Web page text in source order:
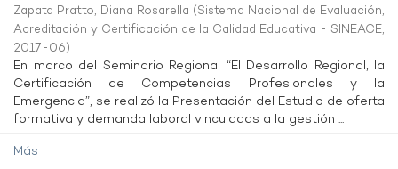
Zapata Pratto, Diana Rosarella (Sistema Nacional de Evaluación,
Acreditación y Certificación de la Calidad Educativa - SINEACE,
2017-06)
En marco del Seminario Regional “El Desarrollo Regional, la
Certificación de Competencias Profesionales y la
Emergencia”, se realizó la Presentación del Estudio de oferta
formativa y demanda laboral vinculadas a la gestión ...
Más